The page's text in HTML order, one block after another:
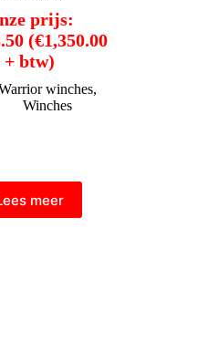
prijs:
(€1,350.00
+ btw)
winches,
Winches
meer